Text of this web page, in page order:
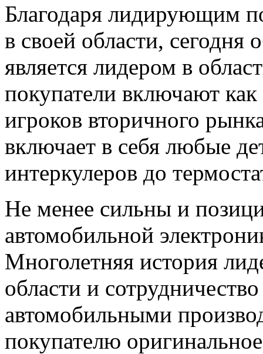
Благодаря лидирующим
в своей области, сегодня
является лидером в
покупатели включают как
игроков вторичного
включает в себя любые
интеркулеров до
Не менее сильны и
автомобильной
Многолетняя история
области и
автомобильными
покупателю